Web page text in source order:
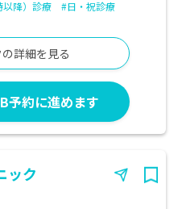
降）診療
#日・祝診療
詳細を見る
予約に進めます
ック